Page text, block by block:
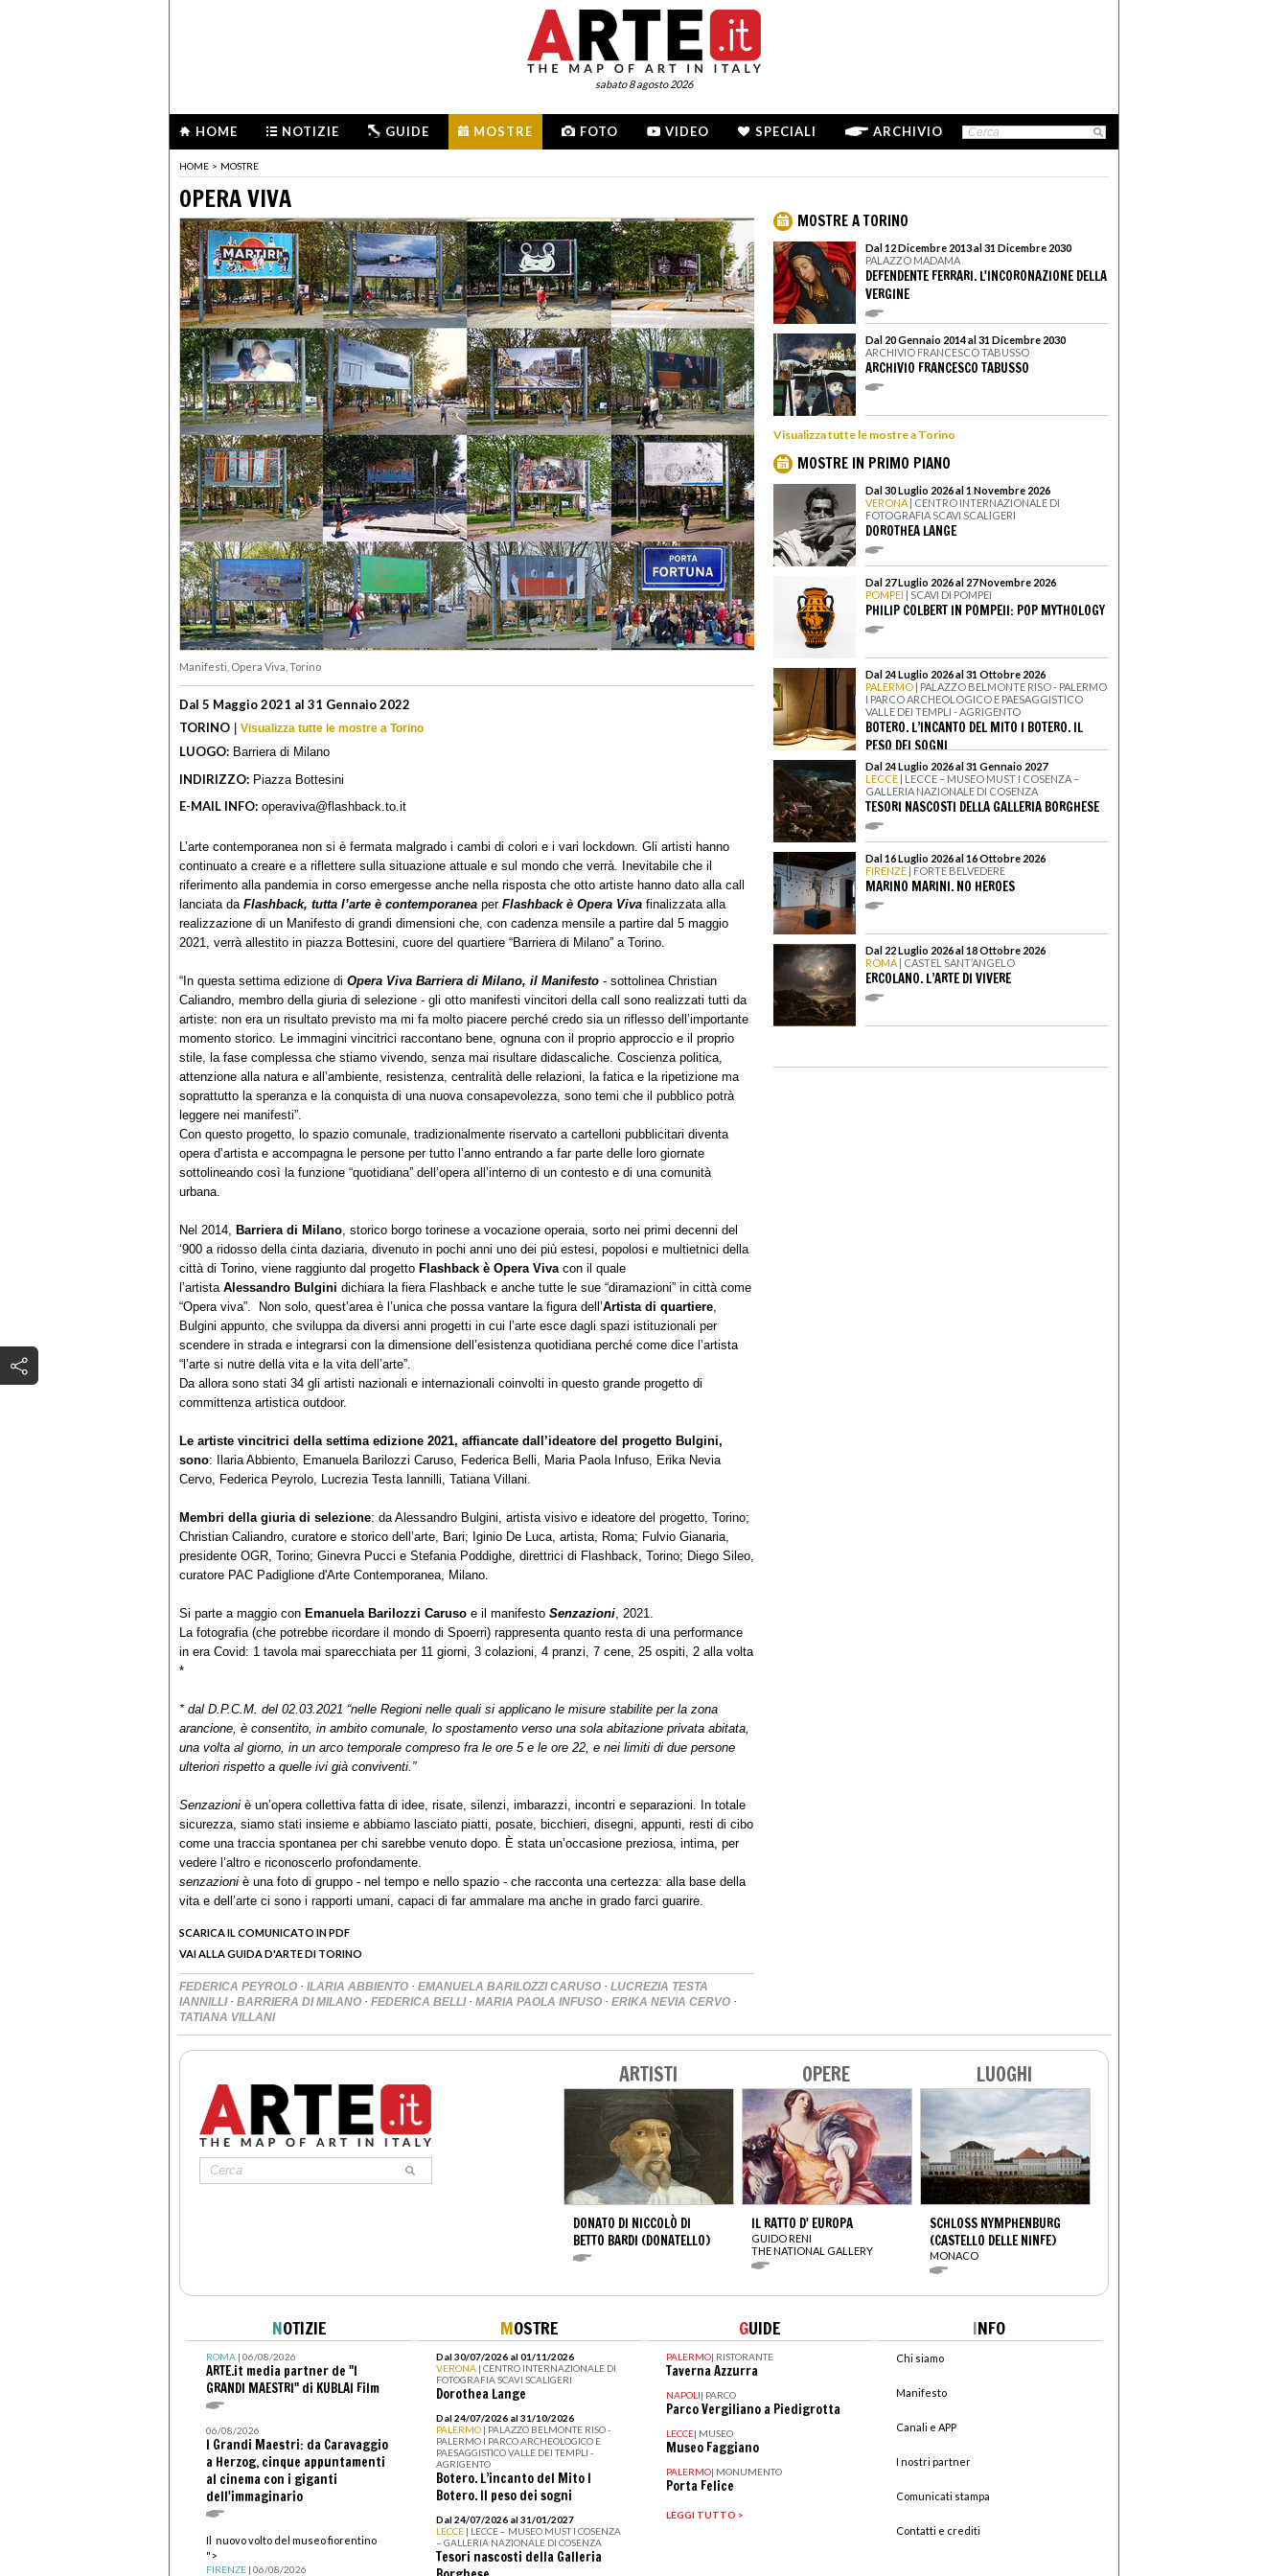
sabato 8 agosto 2026
HOME NOTIZIE GUIDE MOSTRE FOTO VIDEO SPECIALI ARCHIVIO
HOME > MOSTRE
OPERA VIVA
Manifesti, Opera Viva, Torino
Dal 5 Maggio 2021 al 31 Gennaio 2022
TORINO | Visualizza tutte le mostre a Torino
LUOGO: Barriera di Milano
INDIRIZZO: Piazza Bottesini
E-MAIL INFO: operaviva@flashback.to.it
L’arte contemporanea non si è fermata malgrado i cambi di colori e i vari lockdown. Gli artisti hanno
continuato a creare e a riflettere sulla situazione attuale e sul mondo che verrà. Inevitabile che il
riferimento alla pandemia in corso emergesse anche nella risposta che otto artiste hanno dato alla call
lanciata da Flashback, tutta l’arte è contemporanea per Flashback è Opera Viva finalizzata alla
realizzazione di un Manifesto di grandi dimensioni che, con cadenza mensile a partire dal 5 maggio
2021, verrà allestito in piazza Bottesini, cuore del quartiere “Barriera di Milano” a Torino.
“In questa settima edizione di Opera Viva Barriera di Milano, il Manifesto - sottolinea Christian
Caliandro, membro della giuria di selezione - gli otto manifesti vincitori della call sono realizzati tutti da
artiste: non era un risultato previsto ma mi fa molto piacere perché credo sia un riflesso dell’importante
momento storico. Le immagini vincitrici raccontano bene, ognuna con il proprio approccio e il proprio
stile, la fase complessa che stiamo vivendo, senza mai risultare didascaliche. Coscienza politica,
attenzione alla natura e all’ambiente, resistenza, centralità delle relazioni, la fatica e la ripetizione ma
soprattutto la speranza e la conquista di una nuova consapevolezza, sono temi che il pubblico potrà
leggere nei manifesti”.
Con questo progetto, lo spazio comunale, tradizionalmente riservato a cartelloni pubblicitari diventa
opera d’artista e accompagna le persone per tutto l’anno entrando a far parte delle loro giornate
sottolineando così la funzione “quotidiana” dell’opera all’interno di un contesto e di una comunità
urbana.
Nel 2014, Barriera di Milano , storico borgo torinese a vocazione operaia, sorto nei primi decenni del
‘900 a ridosso della cinta daziaria, divenuto in pochi anni uno dei più estesi, popolosi e multietnici della
città di Torino, viene raggiunto dal progetto Flashback è Opera Viva con il quale
l’artista Alessandro Bulgini dichiara la fiera Flashback e anche tutte le sue “diramazioni” in città come
“Opera viva”. Non solo, quest’area è l’unica che possa vantare la figura dell’Artista di quartiere
Bulgini appunto, che sviluppa da diversi anni progetti in cui l’arte esce dagli spazi istituzionali per
scendere in strada e integrarsi con la dimensione dell’esistenza quotidiana perché come dice l’artista
“l’arte si nutre della vita e la vita dell’arte”.
Da allora sono stati 34 gli artisti nazionali e internazionali coinvolti in questo grande progetto di
committenza artistica outdoor.
Le artiste vincitrici della settima edizione 2021, affiancate dall’ideatore del progetto Bulgini,
sono: Ilaria Abbiento, Emanuela Barilozzi Caruso, Federica Belli, Maria Paola Infuso, Erika Nevia
Cervo, Federica Peyrolo, Lucrezia Testa Iannilli, Tatiana Villani.
Membri della giuria di selezione: da Alessandro Bulgini, artista visivo e ideatore del progetto, Torino;
Christian Caliandro, curatore e storico dell’arte, Bari; Iginio De Luca, artista, Roma; Fulvio Gianaria,
presidente OGR, Torino; Ginevra Pucci e Stefania Poddighe, direttrici di Flashback, Torino; Diego Sileo,
curatore PAC Padiglione d'Arte Contemporanea, Milano.
Si parte a maggio con Emanuela Barilozzi Caruso e il manifesto Senzazioni , 2021.
La fotografia (che potrebbe ricordare il mondo di Spoerri) rappresenta quanto resta di una performance
in era Covid: 1 tavola mai sparecchiata per 11 giorni, 3 colazioni, 4 pranzi, 7 cene, 25 ospiti, 2 alla volta
*
* dal D.P.C.M. del 02.03.2021 “nelle Regioni nelle quali si applicano le misure stabilite per la zona
arancione, è consentito, in ambito comunale, lo spostamento verso una sola abitazione privata abitata,
una volta al giorno, in un arco temporale compreso fra le ore 5 e le ore 22, e nei limiti di due persone
ulteriori rispetto a quelle ivi già conviventi.”
Senzazioni è un’opera collettiva fatta di idee, risate, silenzi, imbarazzi, incontri e separazioni. In totale
sicurezza, siamo stati insieme e abbiamo lasciato piatti, posate, bicchieri, disegni, appunti, resti di cibo
come una traccia spontanea per chi sarebbe venuto dopo. È stata un’occasione preziosa, intima, per
vedere l’altro e riconoscerlo profondamente.
senzazioni è una foto di gruppo - nel tempo e nello spazio - che racconta una certezza: alla base della
vita e dell’arte ci sono i rapporti umani, capaci di far ammalare ma anche in grado farci guarire.
SCARICA IL COMUNICATO IN PDF
VAI ALLA GUIDA D'ARTE DI TORINO
FEDERICA PEYROLO · ILARIA ABBIENTO · EMANUELA BARILOZZI CARUSO · LUCREZIA TESTA
IANNILLI · BARRIERA DI MILANO · FEDERICA BELLI · MARIA PAOLA INFUSO · ERIKA NEVIA CERVO ·
TATIANA VILLANI
MOSTRE A TORINO
Dal 12 Dicembre 2013 al 31 Dicembre 2030
PALAZZO MADAMA
DEFENDENTE FERRARI. L'INCORONAZIONE DELLA
VERGINE
Dal 20 Gennaio 2014 al 31 Dicembre 2030
ARCHIVIO FRANCESCO TABUSSO
ARCHIVIO FRANCESCO TABUSSO
Visualizza tutte le mostre a Torino
MOSTRE IN PRIMO PIANO
Dal 30 Luglio 2026 al 1 Novembre 2026
VERONA | CENTRO INTERNAZIONALE DI
FOTOGRAFIA SCAVI SCALIGERI
DOROTHEA LANGE
Dal 27 Luglio 2026 al 27 Novembre 2026
POMPEI | SCAVI DI POMPEI
PHILIP COLBERT IN POMPEII: POP MYTHOLOGY
Dal 24 Luglio 2026 al 31 Ottobre 2026
PALERMO | PALAZZO BELMONTE RISO - PALERMO
I PARCO ARCHEOLOGICO E PAESAGGISTICO
VALLE DEI TEMPLI - AGRIGENTO
BOTERO. L’INCANTO DEL MITO I BOTERO. IL
PESO DEI SOGNI
Dal 24 Luglio 2026 al 31 Gennaio 2027
LECCE | LECCE – MUSEO MUST I COSENZA –
GALLERIA NAZIONALE DI COSENZA
TESORI NASCOSTI DELLA GALLERIA BORGHESE
Dal 16 Luglio 2026 al 16 Ottobre 2026
FIRENZE | FORTE BELVEDERE
MARINO MARINI. NO HEROES
Dal 22 Luglio 2026 al 18 Ottobre 2026
ROMA | CASTEL SANT’ANGELO
ERCOLANO. L’ARTE DI VIVERE
ARTISTI
DONATO DI NICCOLÒ DI
BETTO BARDI (DONATELLO)
OPERE
IL RATTO D' EUROPA
GUIDO RENI
THE NATIONAL GALLERY
LUOGHI
SCHLOSS NYMPHENBURG
(CASTELLO DELLE NINFE)
MONACO
NOTIZIE
ROMA| 06/08/2026
ARTE.it media partner de "I
GRANDI MAESTRI" di KUBLAI Film
06/08/2026
I Grandi Maestri: da Caravaggio
a Herzog, cinque appuntamenti
al cinema con i giganti
dell'immaginario
Il nuovo volto del museo fiorentino
">
FIRENZE| 06/08/2026
MOSTRE
Dal 30/07/2026 al 01/11/2026
VERONA | CENTRO INTERNAZIONALE DI
FOTOGRAFIA SCAVI SCALIGERI
Dorothea Lange
Dal 24/07/2026 al 31/10/2026
PALERMO | PALAZZO BELMONTE RISO -
PALERMO I PARCO ARCHEOLOGICO E
PAESAGGISTICO VALLE DEI TEMPLI -
AGRIGENTO
Botero. L’incanto del Mito I
Botero. Il peso dei sogni
Dal 24/07/2026 al 31/01/2027
LECCE | LECCE – MUSEO MUST I COSENZA
– GALLERIA NAZIONALE DI COSENZA
Tesori nascosti della Galleria
GUIDE
PALERMO| RISTORANTE
Taverna Azzurra
NAPOLI| PARCO
Parco Vergiliano a Piedigrotta
LECCE| MUSEO
Museo Faggiano
PALERMO| MONUMENTO
Porta Felice
LEGGI TUTTO >
INFO
Chi siamo
Manifesto
Canali e APP
I nostri partner
Comunicati stampa
Contatti e crediti